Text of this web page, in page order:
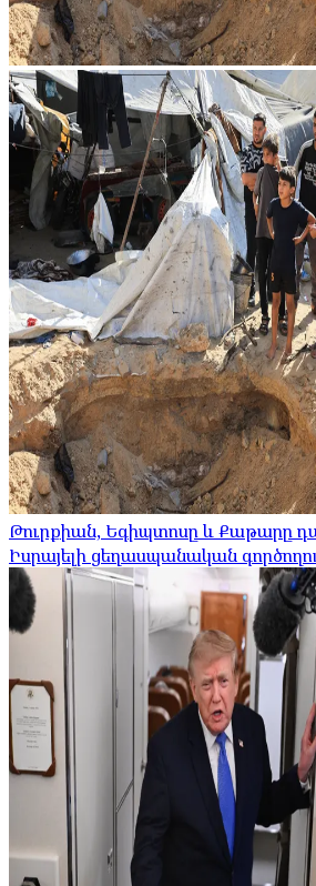
Թուրքիան, Եգիպտոսը և Քաթարը
Իսրայելի ցեղասպանական